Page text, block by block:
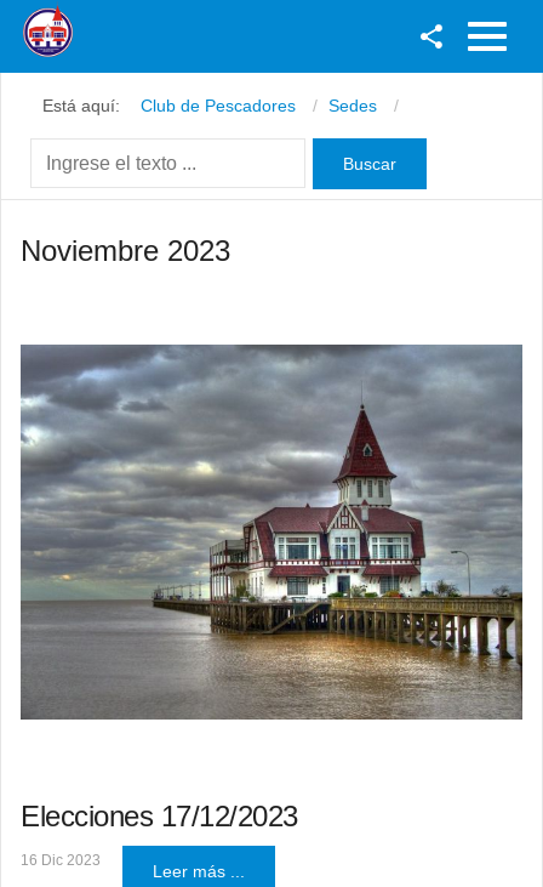
Youtube
Está aquí: Club de Pescadores Sedes
Noviembre 2023
Elecciones 17/12/2023
16 Dic 2023
Leer más ...